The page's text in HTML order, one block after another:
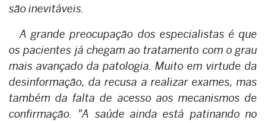
são inevitáveis.
A grande preocupação dos especialistas é que
os pacientes já chegam ao tratamento com o grau
mais avançado da patologia. Muito em virtude da
desinformação, da recusa a realizar exames, mas
também da falta de acesso aos mecanismos de
confirmação. "A saúde ainda está patinando no